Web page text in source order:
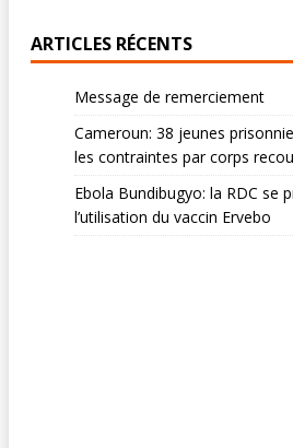
ARTICLES RÉCENTS
Message de remerciement
Cameroun: 38 jeunes
les contraintes par corps
Ebola Bundibugyo: la RDC se
l’utilisation du vaccin Ervebo